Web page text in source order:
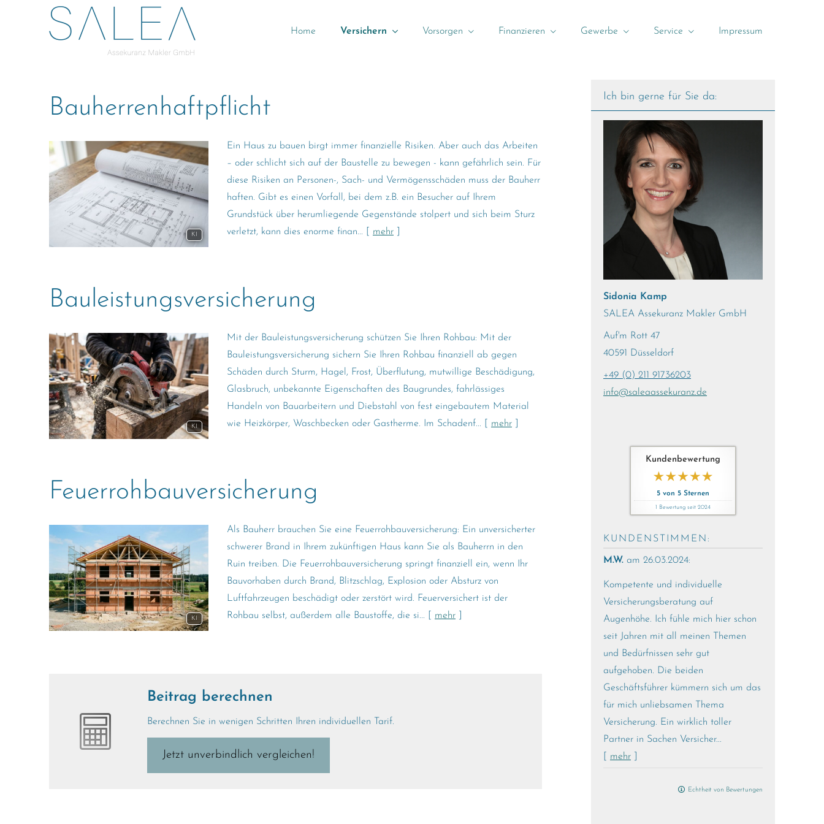
Home Versichern Vorsorgen Finanzieren Gewerbe Service Impressum
Ich bin gerne für Sie da:
Sidonia Kamp
SALEA Assekuranz Makler GmbH
Auf'm Rott 47
40591 Düsseldorf
+49 (0) 211 91736203
info@saleaassekuranz.de
Kundenbewertung
5 von 5 Sternen
Bewertung seit 2024
KUNDENSTIMMEN:
M.W. am 26.03.2024:
Kompetente und individuelle
Versicherungsberatung auf
Augenhöhe. Ich fühle mich hier schon
seit Jahren mit all meinen Themen
und Bedürfnissen sehr gut
aufgehoben. Die beiden
Geschäftsführer kümmern sich um das
für mich unliebsamen Thema
Versicherung. Ein wirklich toller
Partner in Sachen Versicher...
mehr
Echtheit von Bewertungen
Bau­herren­haft­pflicht
KI
Ein Haus zu bauen birgt immer finanzielle Risiken. Aber auch das Arbeiten
– oder schlicht sich auf der Baustelle zu bewegen - kann gefährlich sein. Für
diese Risiken an Per­sonen-, Sach- und Vermögensschäden muss der Bauherr
haften. Gibt es einen Vorfall, bei dem z.B. ein Besucher auf Ihrem
Grundstück über herumliegende Gegenstände stolpert und sich beim Sturz
verletzt, kann dies enorme finan...
mehr
Bauleistungsversicherung
KI
Mit der Bauleistungsversicherung schützen Sie Ihren Rohbau: Mit der
Bauleistungsversicherung sichern Sie Ihren Rohbau finanziell ab gegen
Schäden durch Sturm, Hagel, Frost, Überflutung, mutwillige Beschädigung,
Glasbruch, unbekannte Eigenschaften des Baugrundes, fahrlässiges
Handeln von Bauarbeitern und Diebstahl von fest eingebautem Material
wie Heizkörper, Waschbecken oder Gastherme. Im Schadenf...
mehr
Feuerrohbauversicherung
KI
Als Bauherr brauchen Sie eine Feuerrohbauversicherung: Ein unversicherter
schwerer Brand in Ihrem zukünftigen Haus kann Sie als Bauherrn in den
Ruin treiben. Die Feuerrohbauversicherung springt finanziell ein, wenn Ihr
Bauvorhaben durch Brand, Blitzschlag, Explosion oder Absturz von
Luftfahrzeugen beschädigt oder zerstört wird. Feuerversichert ist der
Rohbau selbst, außerdem alle Baustoffe, die si...
mehr
Beitrag berechnen
Berechnen Sie in wenigen Schritten Ihren individuellen Tarif.
Jetzt unverbindlich ver­gleichen!